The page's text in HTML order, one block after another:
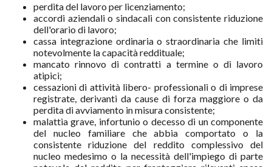
perdita del lavoro per licenziamento;
accordi aziendali o sindacali con consistente riduzione
dell'orario di lavoro;
cassa integrazione ordinaria o straordinaria che limiti
notevolmente la capacità reddituale;
mancato rinnovo di contratti a termine o di lavoro
atipici;
cessazioni di attività libero- professionali o di imprese
registrate, derivanti da cause di forza maggiore o da
perdita di avviamento in misura consistente;
malattia grave, infortunio o decesso di un componente
del nucleo familiare che abbia comportato o la
consistente riduzione del reddito complessivo del
nucleo medesimo o la necessità dell'impiego di parte